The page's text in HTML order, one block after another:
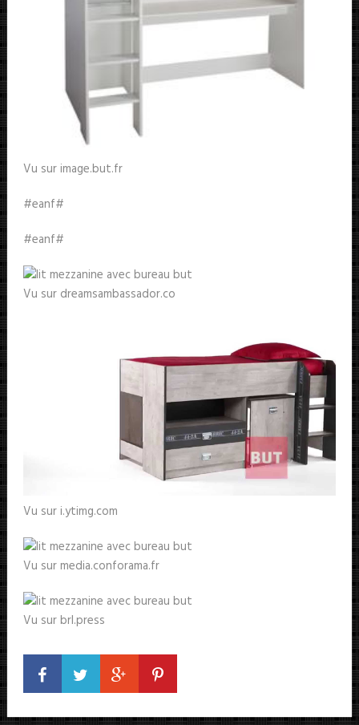
Vu sur image.but.fr
#eanf#
#eanf#
Vu sur dreamsambassador.co
Vu sur i.ytimg.com
Vu sur media.conforama.fr
Vu sur brl.press